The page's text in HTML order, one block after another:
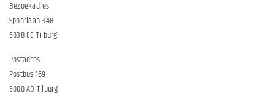
Bezoekadres
Spoorlaan 348
5038 CC Tilburg
Postadres
Postbus 169
5000 AD Tilburg